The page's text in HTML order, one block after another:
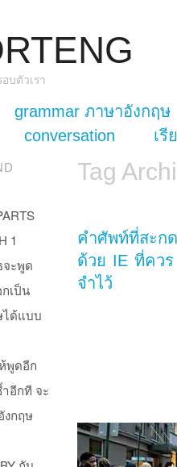
บตัวเรา
Menu
grammar ภาษาอังกฤษ
conversation เรี
Tag
คำศัพท์ที่สะกด
ด้วย IE ที่ควร
จำไว้
1
ะพูด
เป็น
ได้แบบ
พูดอีก
อีกที จะ
งกฤษ